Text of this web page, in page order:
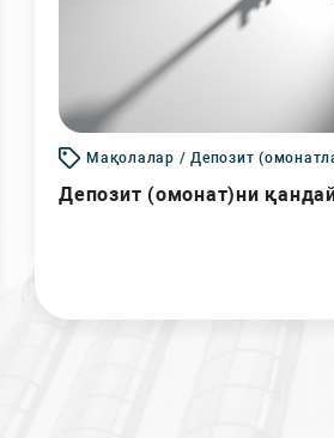
Мақолалар / Депозит
Депозит (омонат)ни